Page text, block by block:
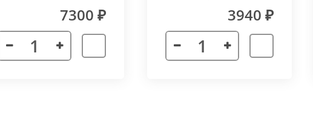
Придает прибору завершенности и помогает скрыть
увеличивает жесткость короба.
7300 ₽ 3940 ₽